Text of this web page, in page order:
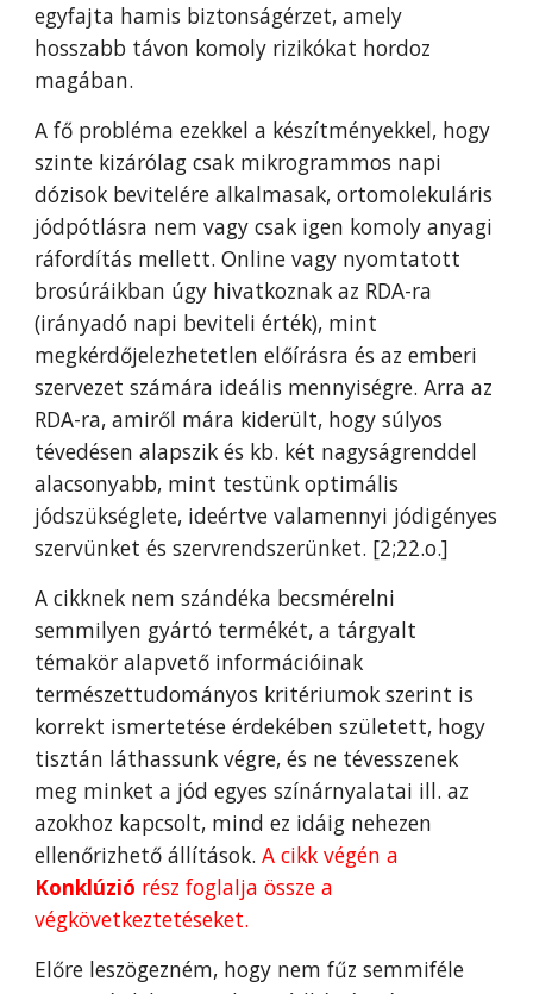
egyfajta hamis biztonságérzet, amely
hosszabb távon komoly rizikókat hordoz
magában.
A fő probléma ezekkel a készítményekkel, hogy
szinte kizárólag csak mikrogrammos napi
dózisok bevitelére alkalmasak, ortomolekuláris
jódpótlásra nem vagy csak igen komoly anyagi
ráfordítás mellett. Online vagy nyomtatott
brosúráikban úgy hivatkoznak az RDA-ra
(irányadó napi beviteli érték), mint
megkérdőjelezhetetlen előírásra és az emberi
szervezet számára ideális mennyiségre. Arra az
RDA-ra, amiről mára kiderült, hogy súlyos
tévedésen alapszik és kb. két nagyságrenddel
alacsonyabb, mint testünk optimális
jódszükséglete, ideértve valamennyi jódigényes
szervünket és szervrendszerünket. [2;22.o.]
A cikknek nem szándéka becsmérelni
semmilyen gyártó termékét, a tárgyalt
témakör alapvető információinak
természettudományos kritériumok szerint is
korrekt ismertetése érdekében született, hogy
tisztán láthassunk végre, és ne tévesszenek
meg minket a jód egyes színárnyalatai ill. az
azokhoz kapcsolt, mind ez idáig nehezen
ellenőrizhető állítások.A cikk végén a
Konklúzió rész foglalja össze a
végkövetkeztetéseket.
Előre leszögezném, hogy nem fűz semmiféle